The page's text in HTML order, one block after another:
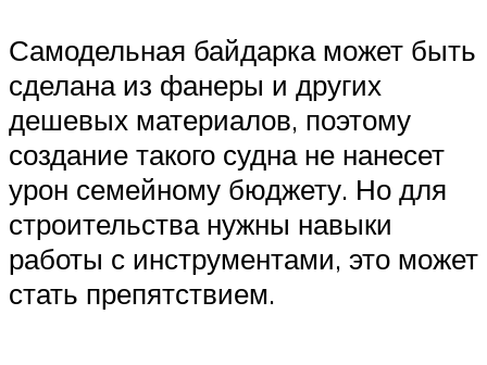
Самодельная байдарка может быть
сделана из фанеры и других
дешевых материалов, поэтому
создание такого судна не нанесет
урон семейному бюджету. Но для
строительства нужны навыки
работы с инструментами, это может
стать препятствием.